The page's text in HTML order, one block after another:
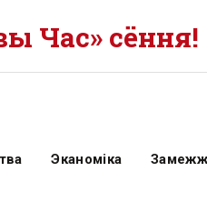
Час» сёння!
Эканоміка